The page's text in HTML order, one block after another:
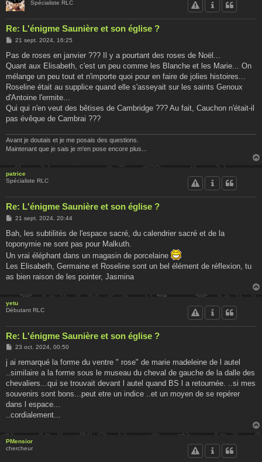
Spécialiste RLC
Re: L'énigme Saunière et son église ?
M
s
a
g
21 sept. 2024, 16:25
Pas de roses en janvier ??? Il y a pourtant des roses de Noël...
Quant aux Elisabeth, c'est un peu comme les Blanche et les Marie... On
mélange un peu tout et n'importe quoi pour en faire de jolies histoires...
Roseline était au supplice quand elle s'asseyait sur les saints Genoux
d'Antoine l'ermite...
Qui qui n'en veut des bêtises de Cambridge ??? Au fait, Cauchon n'était-il
pas évêque de Cambrai ???
Avant je doutais et je me posais des questions.
Maintenant que je sais je m'en pose encore plus...
patrice
Spécialiste RLC
Re: L'énigme Saunière et son église ?
M
s
a
e
21 sept. 2024, 20:44
Bah, les subtilités de l'espace sacré, du calendrier sacré et de la
toponymie ne sont pas pour Malkuth.
Un vrai éléphant dans un magasin de porcelaine
Les Elisabeth, Germaine et Roseline sont un bel élément de réflexion, tu
as bien raison de les pointer, Jasmina
yetu
Débutant RLC
Re: L'énigme Saunière et son église ?
M
s
a
g
23 oct. 2024, 00:50
j ai remarqué la forme du ventre " rose" de marie madeleine de l autel
..similaire a la forme sous le museau du cheval de gauche de la dalle des
chevaliers...qui se trouvait devant l autel quand BS l a retournée. ..si mes
souvenirs sont bons...peut etre un indice ..et un moyen de se repérer
dans l espace...
..cordialement...
PMensior
chercheur